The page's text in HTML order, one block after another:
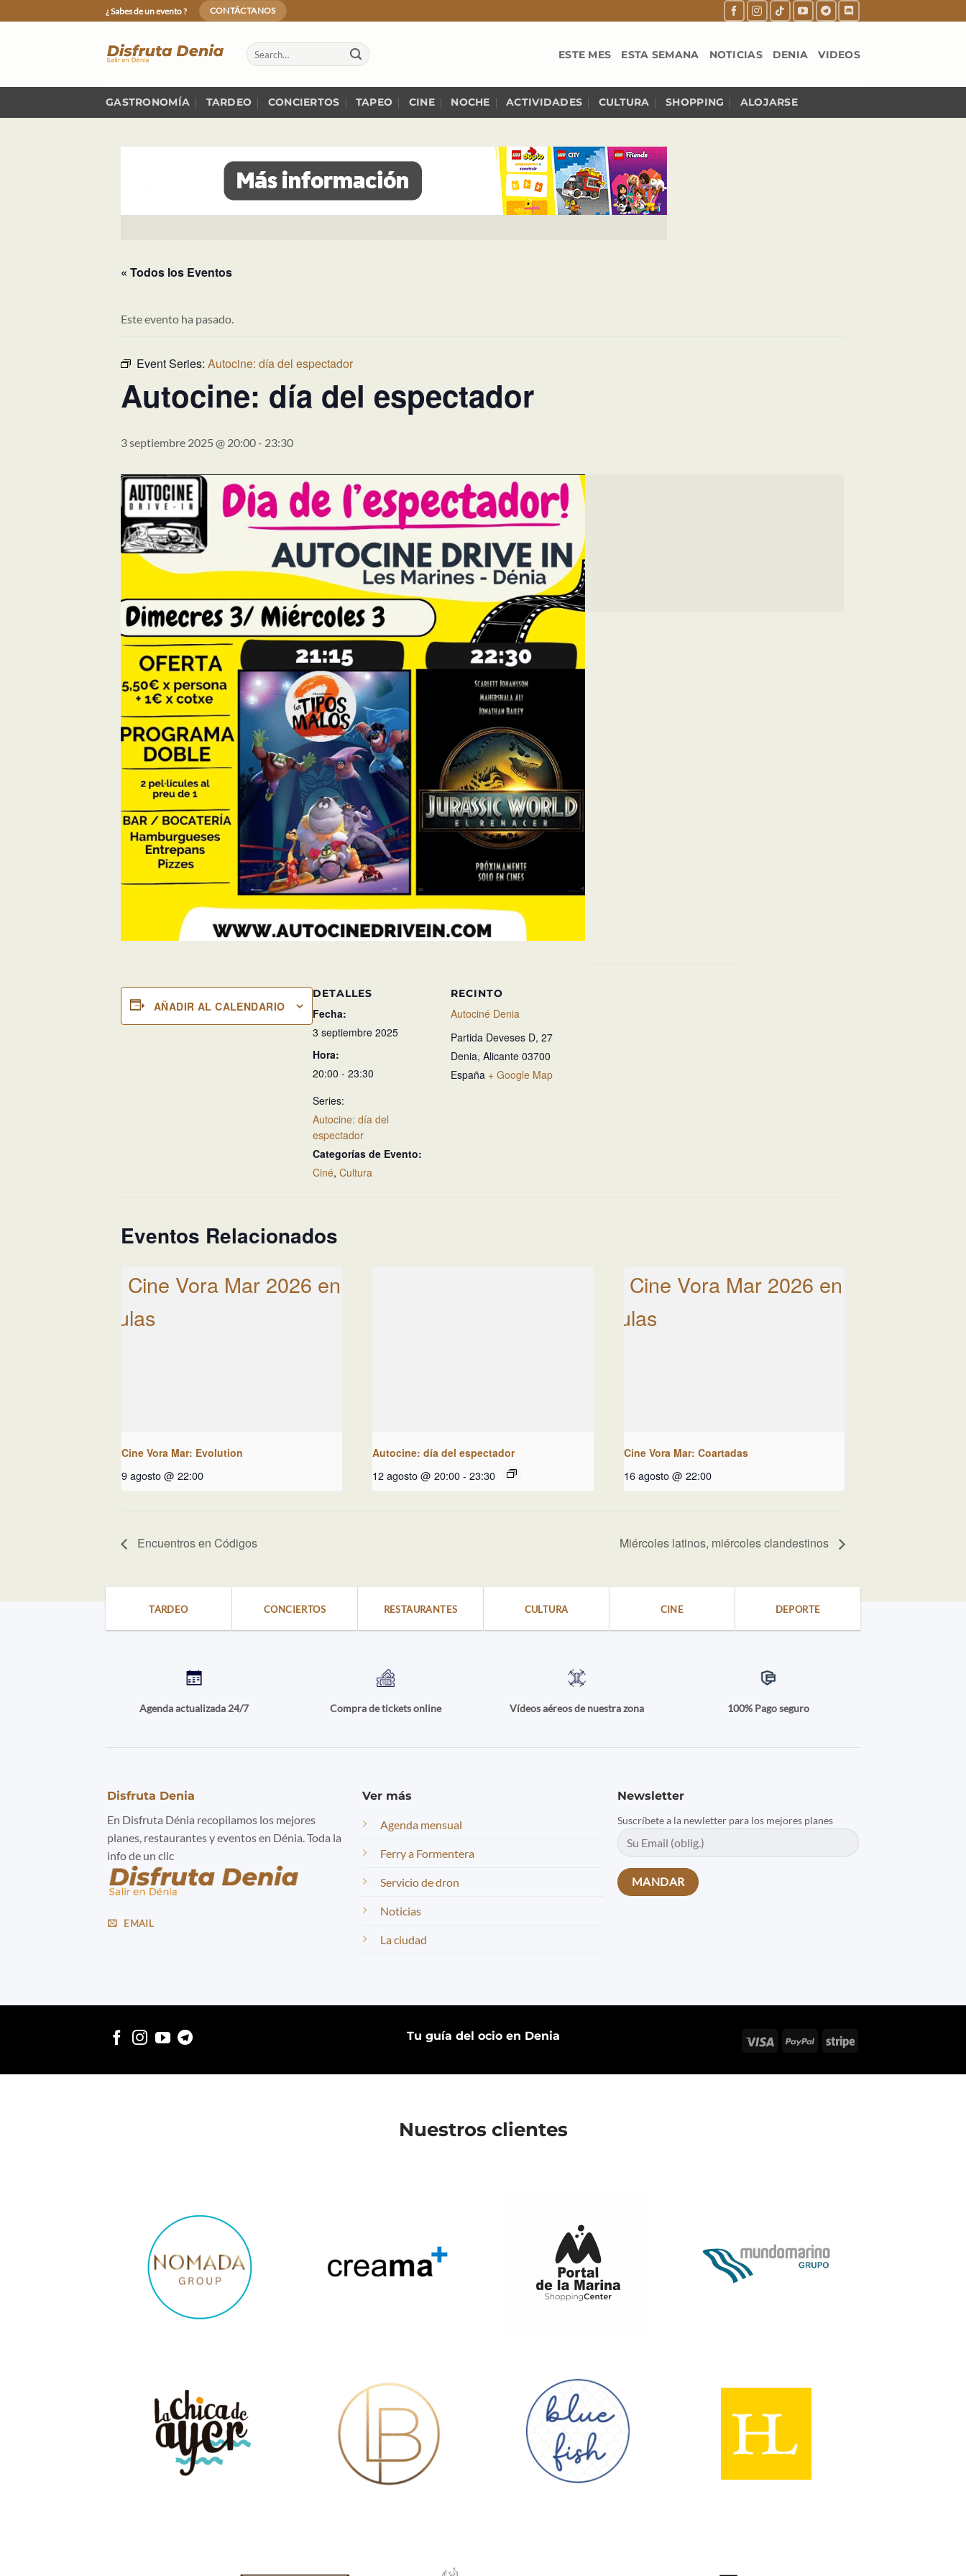
to
¿ Sabes de un evento ? CONTÁCTANOS
ESTE MES ESTA SEMANA NOTICIAS DENIA VIDEOS
GASTRONOMÍA TARDEO CONCIERTOS TAPEO CINE NOCHE ACTIVIDADES CULTURA SHOPPING ALOJARSE
« Todos los Eventos
Este evento ha pasado.
Event Series: Autocine: día del espectador
Autocine: día del espectador
3 septiembre 2025 @ 20:00- 23:30
AÑADIR AL CALENDARIO
DETALLES
Fecha:
3 septiembre 2025
Hora:
20:00 - 23:30
Series:
Autocine: día del
espectador
Categorías de Evento:
Ciné,Cultura
RECINTO
Autociné Denia
Partida Deveses D, 27
Denia, Alicante 03700
España + Google Map
Eventos Relacionados
Cine Vora Mar: Evolution
9 agosto @ 22:00
Autocine: día del espectador
12 agosto @ 20:00 - 23:30
Cine Vora Mar: Coartadas
16 agosto @ 22:00
Encuentros en Códigos Miércoles latinos, miércoles clandestinos
TARDEO CONCIERTOS RESTAURANTES CULTURA CINE DEPORTE
Agenda actualizada 24/7 Compra de tickets online Vídeos aéreos de nuestra zona 100% Pago seguro
Disfruta Denia
En Disfruta Dénia recopilamos los mejores
planes, restaurantes y eventos en Dénia. Toda la
info de un clic
EMAIL
Ver más
Agenda mensual
Ferry a Formentera
Servicio de dron
Noticias
La ciudad
Newsletter
Suscríbete a la newletter para los mejores planes
Tu guía del ocio en Denia Visa PayPal Stripe
Nuestros clientes